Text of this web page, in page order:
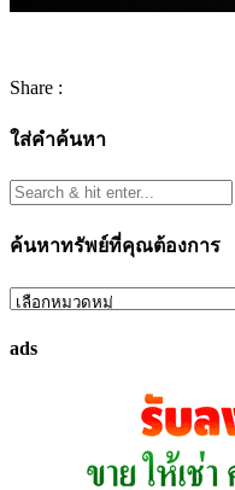
Share :
ใส่คำค้นหา
ค้นหาทรัพย์ที่คุณต้องการ
ค้นหา
ที่
ads